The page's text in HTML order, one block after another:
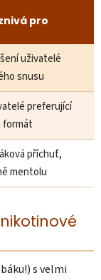
pro
uživatelé
snusu
preferující
formát
příchuť,
mentolu
s velmi